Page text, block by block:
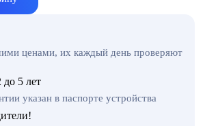
ценами, их каждый день проверяют
до 5 лет
указан в паспорте устройства